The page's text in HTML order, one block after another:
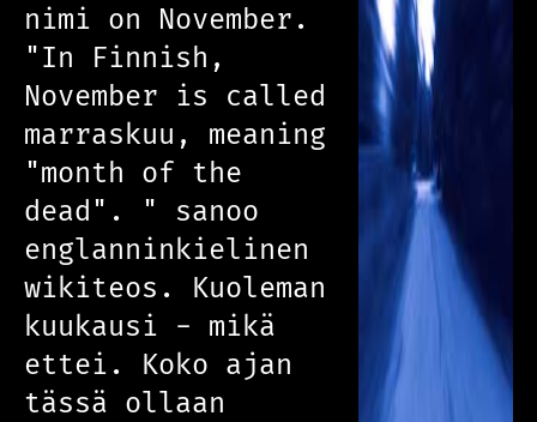
nimi on November.
"In Finnish,
November is called
marraskuu, meaning
"month of the
dead". " sanoo
englanninkielinen
wikiteos. Kuoleman
kuukausi - mikä
ettei. Koko ajan
tässä ollaan